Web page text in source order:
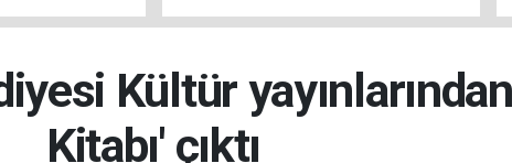
arasında
Kültür
Kitabı' çıktı